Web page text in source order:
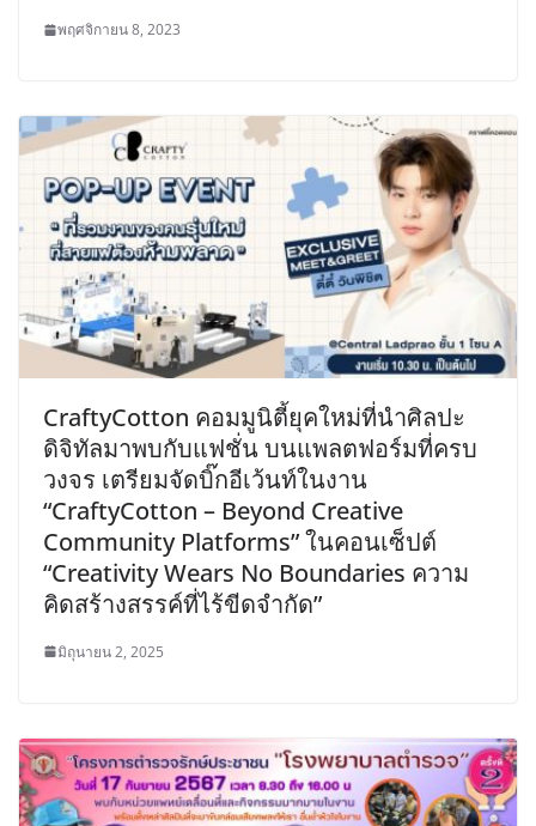
พฤศจิกายน 8, 2023
CraftyCotton คอมมูนิตี้ยุคใหม่ที่นำศิลปะ
ดิจิทัลมาพบกับแฟชั่น บนแพลตฟอร์มที่ครบ
วงจร เตรียมจัดบิ๊กอีเว้นท์ในงาน
“CraftyCotton – Beyond Creative
Community Platforms” ในคอนเซ็ปต์
“Creativity Wears No Boundaries ความ
คิดสร้างสรรค์ที่ไร้ขีดจำกัด”
มิถุนายน 2, 2025